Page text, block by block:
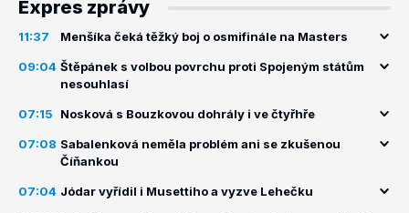
Expres zprávy
11:37 Menšíka čeká těžký boj o osmifinále na Masters
09:04 Štěpánek s volbou povrchu proti Spojeným státům
nesouhlasí
07:15 Nosková s Bouzkovou dohrály i ve čtyřhře
07:08 Sabalenková neměla problém ani se zkušenou
Číňankou
07:04 Jódar vyřídil i Musettiho a vyzve Lehečku